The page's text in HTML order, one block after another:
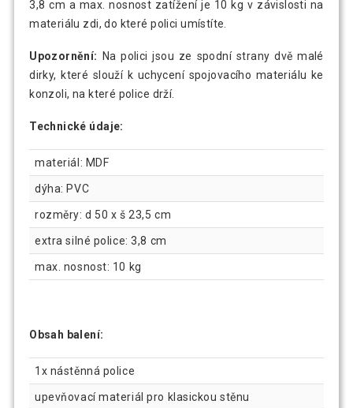
3,8 cm a max. nosnost zatížení je 10 kg v závislosti na
materiálu zdi, do které polici umístíte.
Upozornění:
Na polici jsou ze spodní strany dvě malé
dirky, které slouží k uchycení spojovacího materiálu ke
konzoli, na které police drží.
Technické údaje:
materiál: MDF
dýha: PVC
rozměry: d 50 x š 23,5 cm
extra silné police: 3,8 cm
max. nosnost: 10 kg
Obsah balení:
1x nástěnná police
upevňovací materiál pro klasickou stěnu